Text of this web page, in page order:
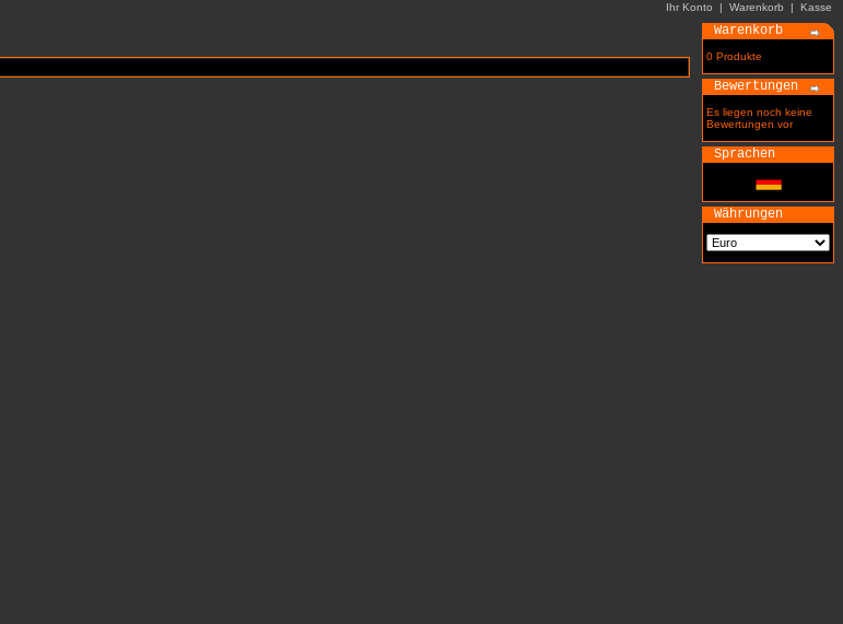
Ihr Konto | Warenkorb | Kasse
Warenkorb
0 Produkte
Bewertungen
Es liegen noch keine
Bewertungen vor
Sprachen
Währungen